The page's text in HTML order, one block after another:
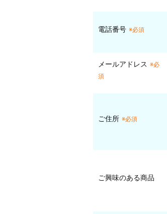
電話番号 ※必須
メールアドレス ※必
須
ご住所 ※必須
ご興味のある商品